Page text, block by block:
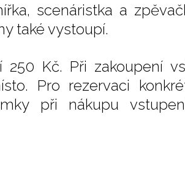
scenáristka a
také vystoupí.
Kč. Při zakoupení
Pro rezervaci
při nákupu